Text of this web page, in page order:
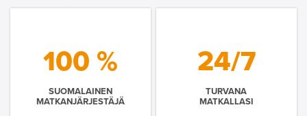
100 %
SUOMALAINEN
MATKANJÄRJESTÄJÄ
24/7
TURVANA
MATKALLASI